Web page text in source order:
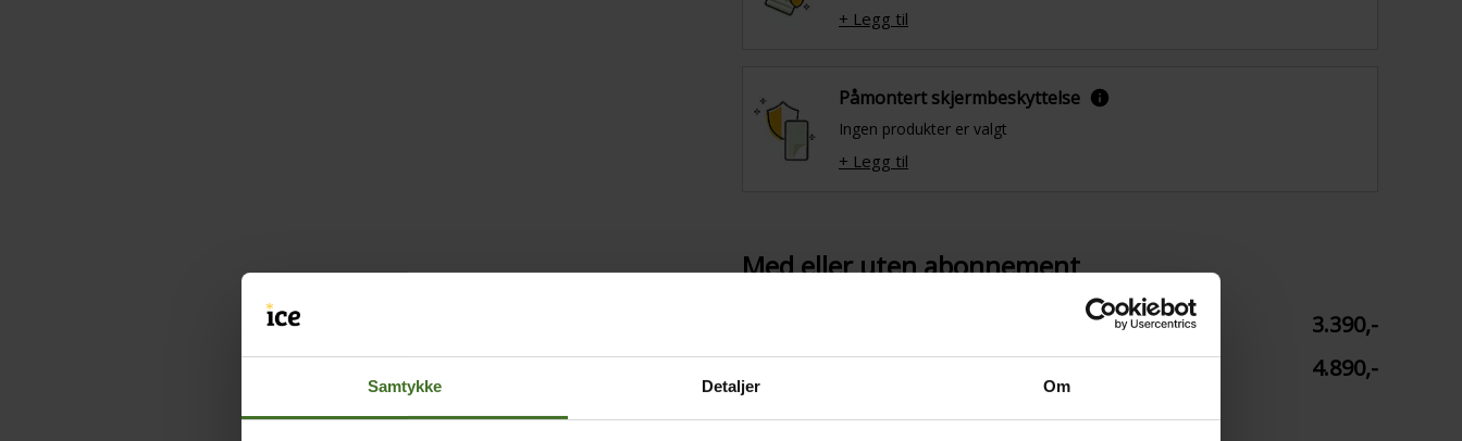
Samtykke Detaljer Om
+ Legg til
Påmontert skjermbeskyttelse
Ingen produkter er valgt
+ Legg til
Med eller uten abonnement
Med 24mnd telefonbinding på abonnementet 3.390,-
4.890,-